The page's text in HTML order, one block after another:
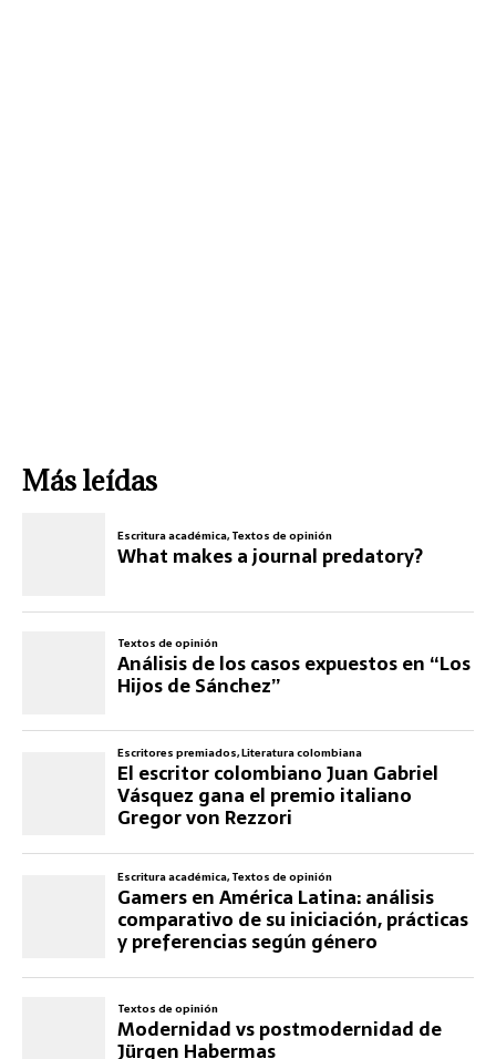
Más leídas